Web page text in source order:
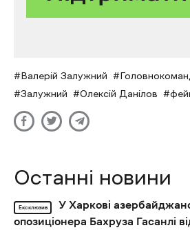
Валерій Залужний
Залужний
Олексій Данілов
Останні новини
Ексклюзив
У Харкові
опозиціонера Бахруза Гасанлі